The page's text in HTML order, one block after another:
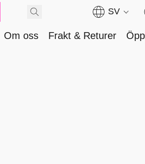
SV
Om oss Frakt & Returer